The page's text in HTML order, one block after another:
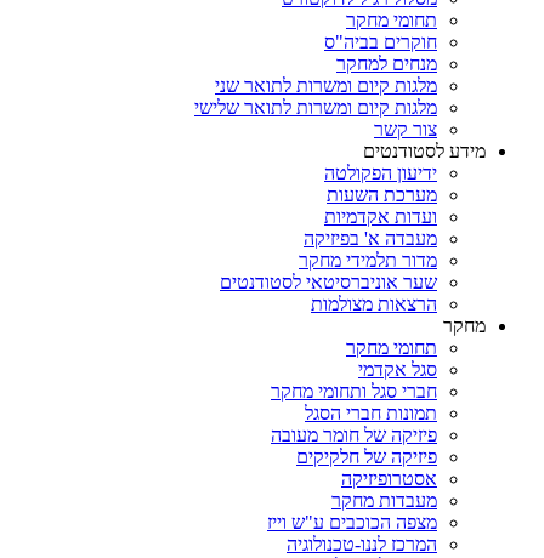
תחומי מחקר
חוקרים בביה"ס
מנחים למחקר
מלגות קיום ומשרות לתואר שני
מלגות קיום ומשרות לתואר שלישי
צור קשר
מידע לסטודנטים
ידיעון הפקולטה
מערכת השעות
ועדות אקדמיות
מעבדה א' בפיזיקה
מדור תלמידי מחקר
שער אוניברסיטאי לסטודנטים
הרצאות מצולמות
מחקר
תחומי מחקר
סגל אקדמי
חברי סגל ותחומי מחקר
תמונות חברי הסגל
פיזיקה של חומר מעובה
פיזיקה של חלקיקים
אסטרופיזיקה
מעבדות מחקר
מצפה הכוכבים ע"ש וייז
המרכז לננו-טכנולוגיה